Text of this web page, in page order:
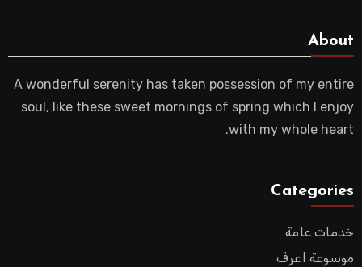
About
A wonderful serenity has taken possession of my entire
soul, like these sweet mornings of spring which I enjoy
with my whole heart.
Categories
خدمات عامة
موسوعة اعرف